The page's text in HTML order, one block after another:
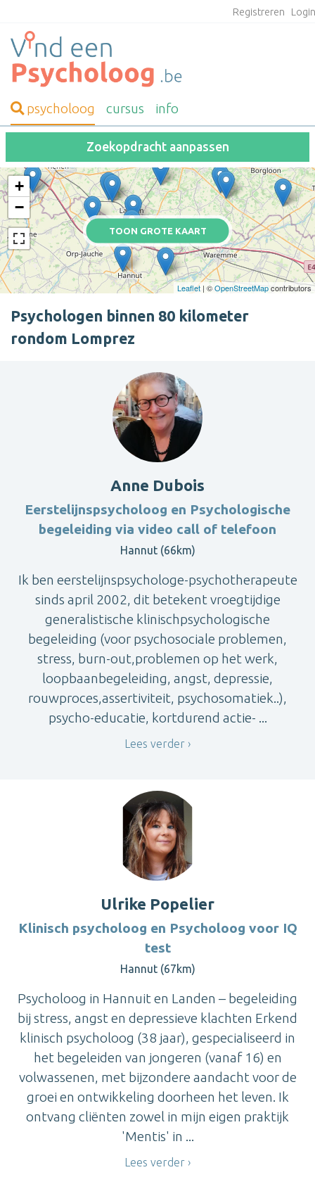
Registreren
psycholoog cursus info
Zoekopdracht aanpassen
TOON GROTE KAART
+
−
Leaflet | ©OpenStreetMapcontributors
Psychologen binnen 80 kilometer
rondom Lomprez
Anne Dubois
Eerstelijnspsycholoog en Psychologische
begeleiding via video call of telefoon
Hannut (66km)
Ik ben eerstelijnspsychologe-psychotherapeute
sinds april 2002, dit betekent vroegtijdige
generalistische klinischpsychologische
begeleiding (voor psychosociale problemen,
stress, burn-out,problemen op het werk,
loopbaanbegeleiding, angst, depressie,
rouwproces,assertiviteit, psychosomatiek..),
psycho-educatie, kortdurend actie- ...
Lees verder
Ulrike Popelier
Klinisch psycholoog en Psycholoog voor IQ
test
Hannut (67km)
Psycholoog in Hannuit en Landen – begeleiding
bij stress, angst en depressieve klachten Erkend
klinisch psycholoog (38 jaar), gespecialiseerd in
het begeleiden van jongeren (vanaf 16) en
volwassenen, met bijzondere aandacht voor de
groei en ontwikkeling doorheen het leven. Ik
ontvang cliënten zowel in mijn eigen praktijk
'Mentis' in ...
Lees verder